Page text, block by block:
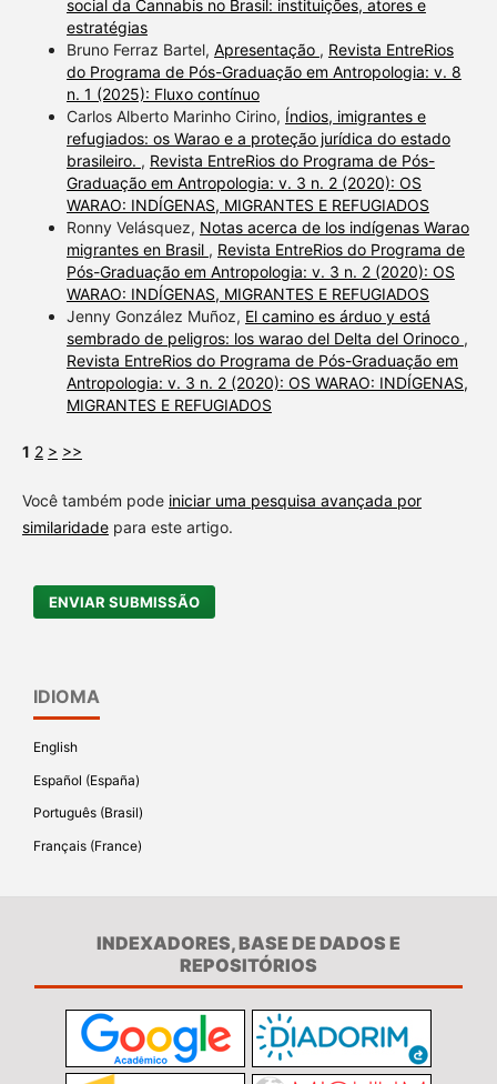
social da Cannabis no Brasil: instituições, atores e
estratégias
Bruno Ferraz Bartel, Apresentação , Revista EntreRios
do Programa de Pós-Graduação em Antropologia: v. 8
n. 1 (2025): Fluxo contínuo
Carlos Alberto Marinho Cirino, Índios, imigrantes e
refugiados: os Warao e a proteção jurídica do estado
brasileiro. , Revista EntreRios do Programa de Pós-
Graduação em Antropologia: v. 3 n. 2 (2020): OS
WARAO: INDÍGENAS, MIGRANTES E REFUGIADOS
Ronny Velásquez, Notas acerca de los indígenas Warao
migrantes en Brasil , Revista EntreRios do Programa de
Pós-Graduação em Antropologia: v. 3 n. 2 (2020): OS
WARAO: INDÍGENAS, MIGRANTES E REFUGIADOS
Jenny González Muñoz, El camino es árduo y está
sembrado de peligros: los warao del Delta del Orinoco ,
Revista EntreRios do Programa de Pós-Graduação em
Antropologia: v. 3 n. 2 (2020): OS WARAO: INDÍGENAS,
MIGRANTES E REFUGIADOS
1 2 > >>
Você também pode iniciar uma pesquisa avançada por
similaridadepara este artigo.
ENVIAR SUBMISSÃO
IDIOMA
English
Español (España)
Português (Brasil)
Français (France)
INDEXADORES, BASE DE DADOS E
REPOSITÓRIOS